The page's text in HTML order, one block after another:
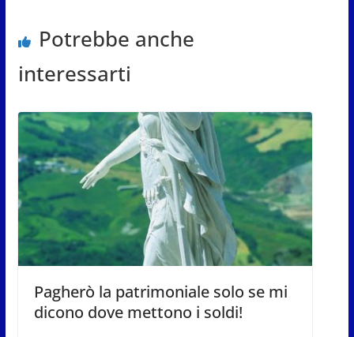
Potrebbe anche
interessarti
Pagherò la patrimoniale solo se mi
dicono dove mettono i soldi!